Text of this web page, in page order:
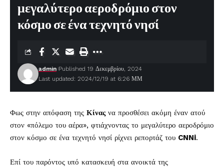
μεγαλύτερο αεροδρόμιο στον
κόσμο σε ένα τεχνητό νησί
Last updated: 2024/12/19 at 6:26 ΜΜ
admin Published 19 Δεκεμβρίου, 2024
Φως στην απόφαση της Κίνας να προσθέσει ακόμη έναν ατού
στον «πόλεμο του αέρα», φτιάχνοντας το μεγαλύτερο αεροδρόμιο
στον κόσμο σε ένα τεχνητό νησί ρίχνει ρεπορτάζ του CNNi.
Επί του παρόντος υπό κατασκευή στα ανοικτά της